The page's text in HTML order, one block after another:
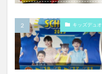
キッズデュオ